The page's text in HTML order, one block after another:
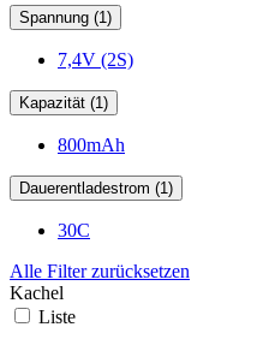
Spannung (1)
7,4V (2S)
Kapazität (1)
800mAh
Dauerentladestrom (1)
30C
Alle Filter zurücksetzen
Kachel
Liste